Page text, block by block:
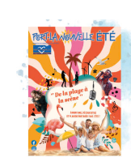
Arts
Culture